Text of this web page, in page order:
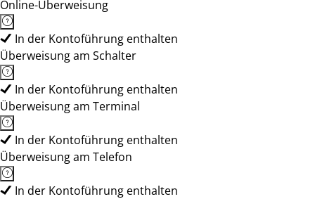
Online-Überweisung
In der Kontoführung enthalten
Überweisung am Schalter
In der Kontoführung enthalten
Überweisung am Terminal
In der Kontoführung enthalten
Überweisung am Telefon
In der Kontoführung enthalten